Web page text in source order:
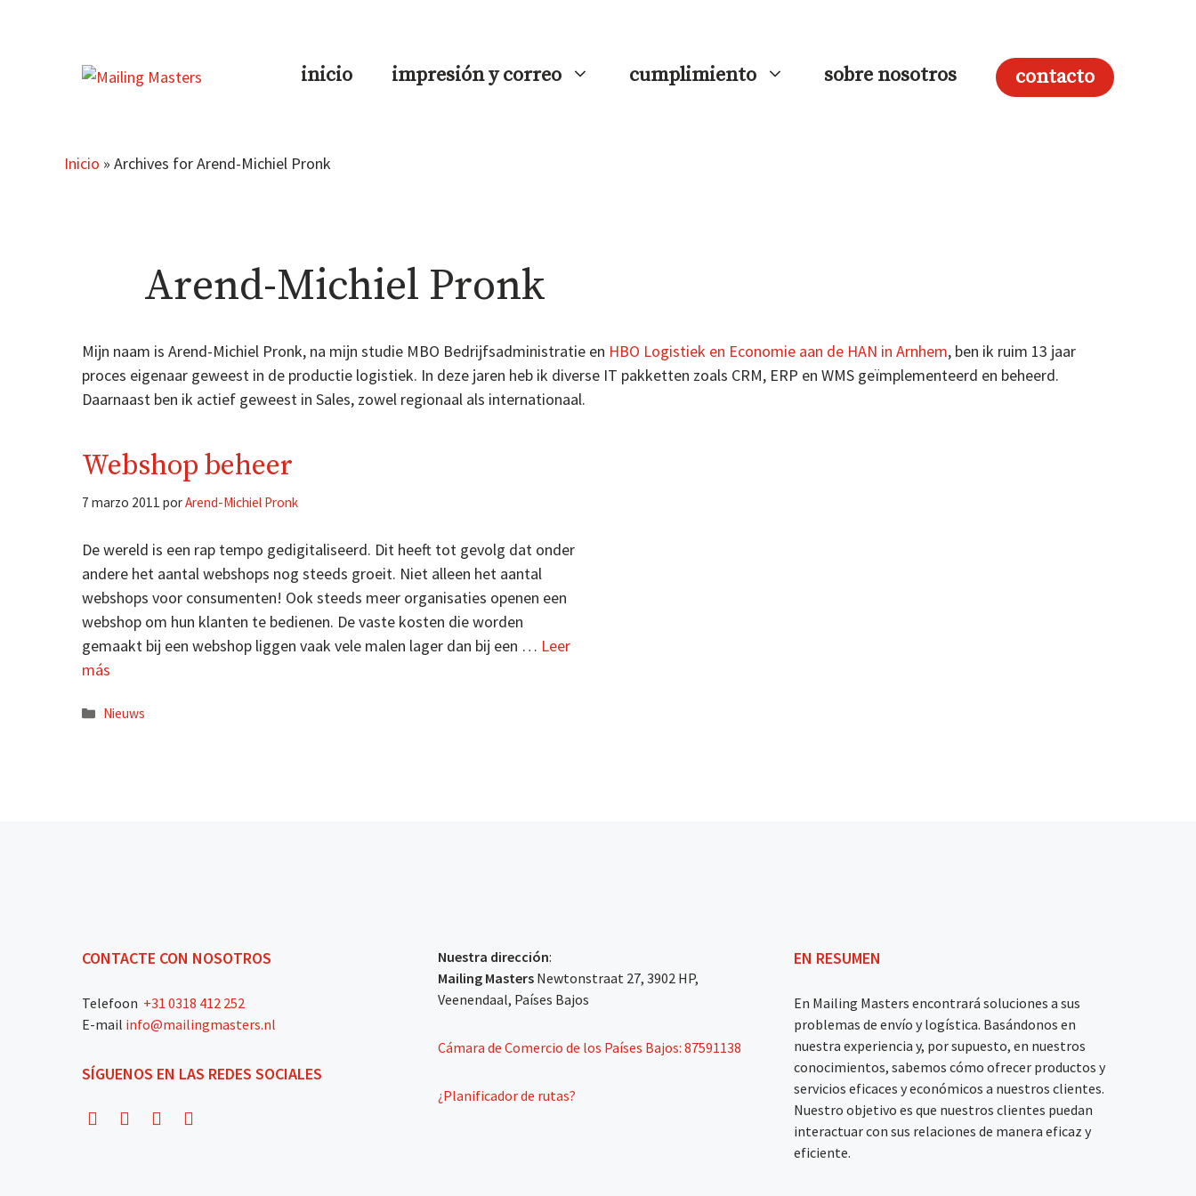
inicio impresión y correo cumplimiento sobre nosotros contacto
Inicio » Archives for Arend-Michiel Pronk
Arend-Michiel Pronk
Mijn naam is Arend-Michiel Pronk, na mijn studie MBO Bedrijfsadministratie en HBO Logistiek en Economie aan de HAN in Arnhem, ben ik ruim 13 jaar
proces eigenaar geweest in de productie logistiek. In deze jaren heb ik diverse IT pakketten zoals CRM, ERP en WMS geïmplementeerd en beheerd.
Daarnaast ben ik actief geweest in Sales, zowel regionaal als internationaal.
Webshop beheer
7 marzo 2011 porArend-Michiel Pronk
De wereld is een rap tempo gedigitaliseerd. Dit heeft tot gevolg dat onder
andere het aantal webshops nog steeds groeit. Niet alleen het aantal
webshops voor consumenten! Ook steeds meer organisaties openen een
webshop om hun klanten te bedienen. De vaste kosten die worden
gemaakt bij een webshop liggen vaak vele malen lager dan bij een … Leer
más
Categorías
Nieuws
CONTACTE CON NOSOTROS
Telefoon +31 0318 412 252
E-mail info@mailingmasters.nl
SÍGUENOS EN LAS REDES SOCIALES
Nuestra dirección:
Mailing Masters Newtonstraat 27, 3902 HP,
Veenendaal, Países Bajos
Cámara de Comercio de los Países Bajos: 87591138
¿Planificador de rutas?
EN RESUMEN
En Mailing Masters encontrará soluciones a sus
problemas de envío y logística. Basándonos en
nuestra experiencia y, por supuesto, en nuestros
conocimientos, sabemos cómo ofrecer productos y
servicios eficaces y económicos a nuestros clientes.
Nuestro objetivo es que nuestros clientes puedan
interactuar con sus relaciones de manera eficaz y
eficiente.